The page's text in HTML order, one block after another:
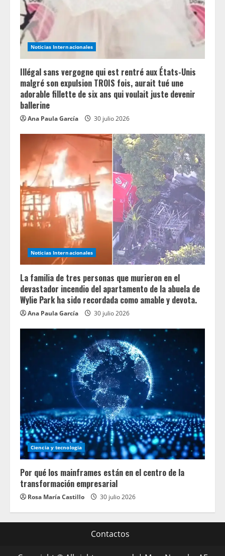
Noticias Internacionales
Illégal sans vergogne qui est rentré aux États-Unis
malgré son expulsion TROIS fois, aurait tué une
adorable fillette de six ans qui voulait juste devenir
ballerine
Ana Paula García 30 julio 2026
Noticias Internacionales
La familia de tres personas que murieron en el
devastador incendio del apartamento de la abuela de
Wylie Park ha sido recordada como amable y devota.
Ana Paula García 30 julio 2026
Ciencia y tecnologia
Por qué los mainframes están en el centro de la
transformación empresarial
Rosa María Castillo 30 julio 2026
Contactos